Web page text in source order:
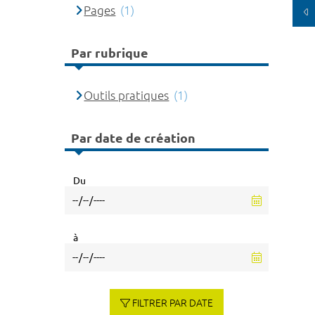
Pages (1)
Par rubrique
Outils pratiques (1)
Par date de création
Du
à
FILTRER PAR DATE